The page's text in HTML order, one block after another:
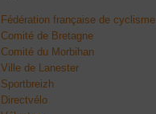
Fédération française de cyclisme
Comité de Bretagne
Comité du Morbihan
Ville de Lanester
Sportbreizh
Directvélo